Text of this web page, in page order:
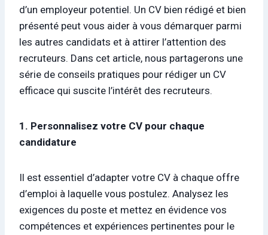
d’un employeur potentiel. Un CV bien rédigé et bien
présenté peut vous aider à vous démarquer parmi
les autres candidats et à attirer l’attention des
recruteurs. Dans cet article, nous partagerons une
série de conseils pratiques pour rédiger un CV
efficace qui suscite l’intérêt des recruteurs.
1. Personnalisez votre CV pour chaque
candidature
Il est essentiel d’adapter votre CV à chaque offre
d’emploi à laquelle vous postulez. Analysez les
exigences du poste et mettez en évidence vos
compétences et expériences pertinentes pour le